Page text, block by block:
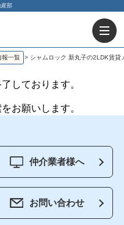
産部
報一覧 > シャムロック 新丸子の2LDK賃貸
しております。
お願いします。
仲介業者様へ
お問い合わせ